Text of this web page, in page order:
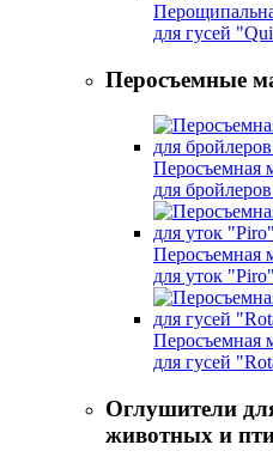
для гусей
Перосъемные
Перосъемная
для
Перосъемная
для уток "Piro"
Перосъемная
для гусей
Оглушители
животных и